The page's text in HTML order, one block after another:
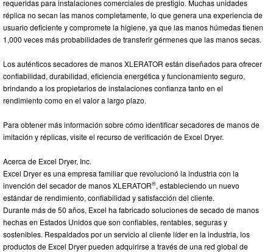
requeridas para instalaciones comerciales de prestigio. Muchas unidades
réplica no secan las manos completamente, lo que genera una experiencia de
usuario deficiente y compromete la higiene, ya que las manos húmedas tienen
1,000 veces más probabilidades de transferir gérmenes que las manos secas.
Los auténticos secadores de manos XLERATOR están diseñados para ofrecer
confiabilidad, durabilidad, eficiencia energética y funcionamiento seguro,
brindando a los propietarios de instalaciones confianza tanto en el
rendimiento como en el valor a largo plazo.
Para obtener más información sobre cómo identificar secadores de manos de
imitación y réplicas, visite el recurso de verificación de Excel Dryer.
Acerca de Excel Dryer, Inc.
Excel Dryer es una empresa familiar que revolucionó la industria con la
invención del secador de manos XLERATOR®, estableciendo un nuevo
estándar de rendimiento, confiabilidad y satisfacción del cliente.
Durante más de 50 años, Excel ha fabricado soluciones de secado de manos
hechas en Estados Unidos que son confiables, rentables, seguras y
sostenibles. Respaldados por un servicio al cliente líder en la industria, los
productos de Excel Dryer pueden adquirirse a través de una red global de